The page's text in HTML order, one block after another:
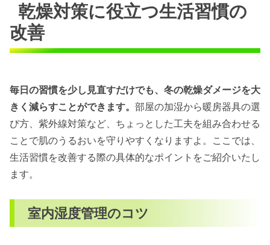
乾燥対策に役立つ生活習慣の
改善
毎日の習慣を少し見直すだけでも、冬の乾燥ダメージを大
きく減らすことができます。 部屋の加湿から暖房器具の選
び方、紫外線対策など、ちょっとした工夫を組み合わせる
ことで肌のうるおいを守りやすくなりますよ。ここでは、
生活習慣を改善する際の具体的なポイントをご紹介いたし
ます。
室内湿度管理のコツ